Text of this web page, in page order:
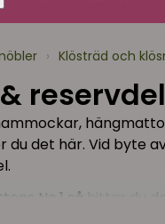
› Klösträd och
du det här. Vid byte
No.1 så hittar du